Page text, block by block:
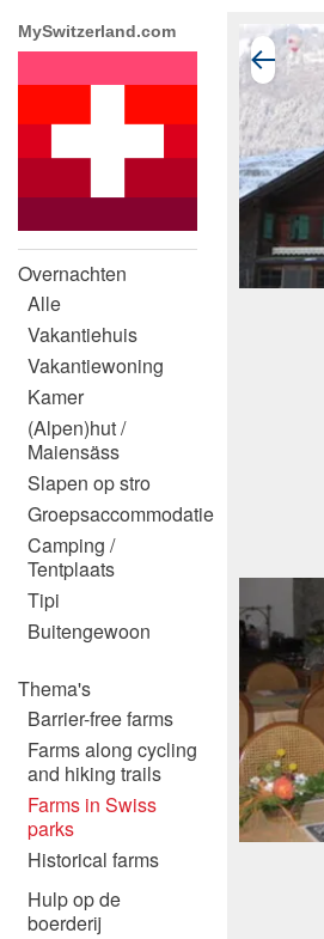
MySwitzerland.com
Overnachten
Alle
Vakantiehuis
Vakantiewoning
Kamer
(Alpen)hut /
Maiensäss
Slapen op stro
Groepsaccommodatie
Camping /
Tentplaats
Tipi
Buitengewoon
Thema's
Barrier-free farms
Farms along cycling
and hiking trails
Farms in Swiss
parks
Historical farms
Hulp op de
boerderij